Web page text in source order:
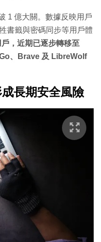
1 億大關。數據反映用戶
書籤與密碼同步等用戶體
，近期已逐步轉移至
、Brave 及 LibreWolf
長期安全風險